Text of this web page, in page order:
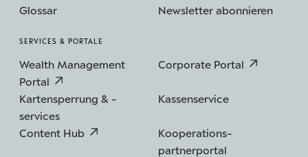
Glossar
Newsletter abonnieren
SERVICES & PORTALE
Wealth Management
Portal
Corporate Portal
Kartensperrung & -
services
Kassenservice
Content Hub
Kooperations­
partnerportal